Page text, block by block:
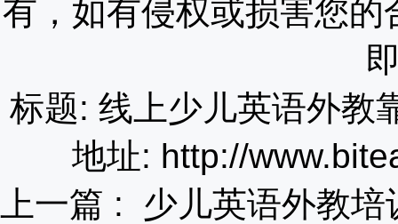
有，如有侵权或损害您
标题: 线上少儿英语外教
地址: http://
上一篇 : 少儿英语外教